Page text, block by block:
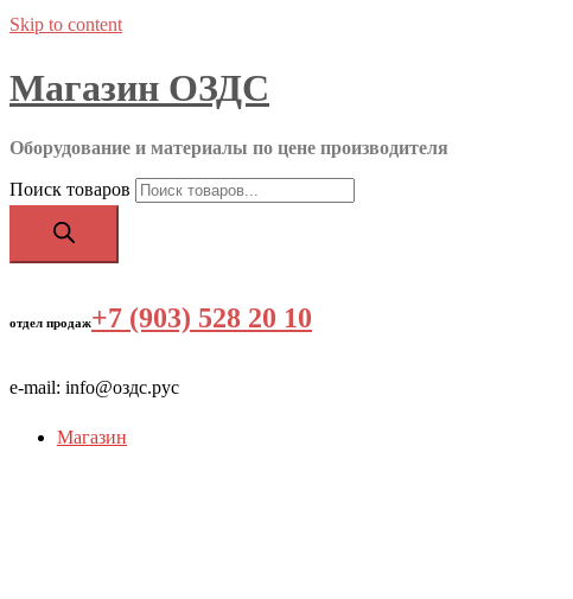
Skip to content
Магазин ОЗДС
Оборудование и материалы по цене производителя
Поиск товаров
отдел продаж+7 (903) 528 20 10
e-mail: info@оздс.рус
Магазин